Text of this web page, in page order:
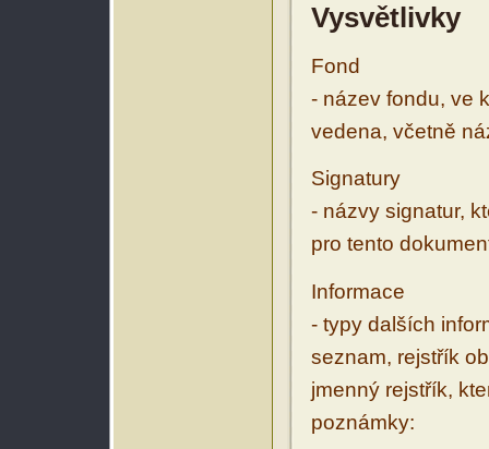
Vysvětlivky
Fond
- název fondu, ve
vedena, včetně
Signatury
- názvy signatur,
pro tento
Informace
- typy dalších
seznam, rejstřík
jmenný rejstřík,
poznámky: